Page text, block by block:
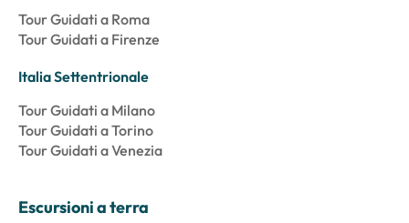
Tour Guidati a Roma
Tour Guidati a Firenze
Italia Settentrionale
Tour Guidati a Milano
Tour Guidati a Torino
Tour Guidati a Venezia
Escursioni a terra